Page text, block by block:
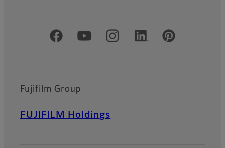
Offizielle soziale Medien
Fujifilm Group
FUJIFILM Holdings